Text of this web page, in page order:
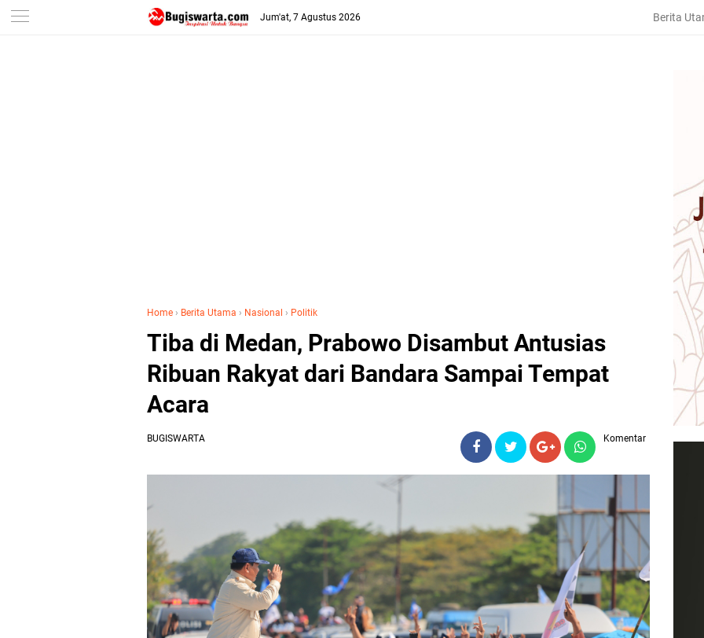
-->
Jum'at, 7 Agustus 2026 Berita
Home › Berita Utama › Nasional › Politik
Tiba di Medan, Prabowo Disambut Antusias
Ribuan Rakyat dari Bandara Sampai Tempat
Acara
BUGISWARTA Komentar